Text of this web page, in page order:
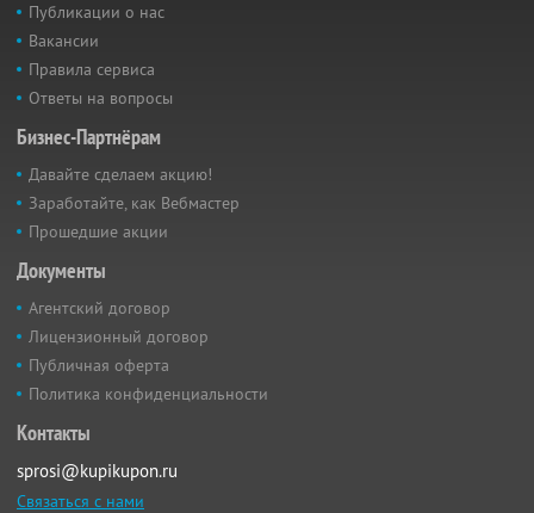
Публикации о нас
Вакансии
Правила сервиса
Ответы на вопросы
Бизнес-Партнёрам
Давайте сделаем акцию!
Заработайте, как Вебмастер
Прошедшие акции
Документы
Агентский договор
Лицензионный договор
Публичная оферта
Политика конфиденциальности
Контакты
sprosi@kupikupon.ru
Связаться с нами